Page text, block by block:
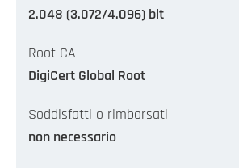
2.048 (3.072/4.096) bit
Root CA
DigiCert Global Root
Soddisfatti o rimborsati
non necessario